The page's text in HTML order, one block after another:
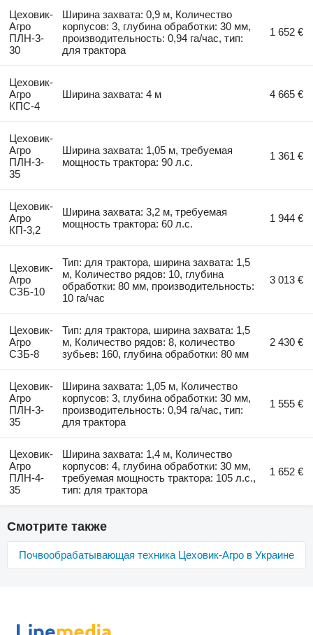
Цеховик-
Агро
ПЛН-3-
30
Ширина захвата: 0,9 м, Количество
корпусов: 3, глубина обработки: 30 мм,
производительность: 0,94 га/час, тип:
для трактора
1 652 €
Цеховик-
Агро
КПС-4
Ширина захвата: 4 м 4 665 €
Цеховик-
Агро
ПЛН-3-
35
Ширина захвата: 1,05 м, требуемая
мощность трактора: 90 л.с.
1 361 €
Цеховик-
Агро
КП-3,2
Ширина захвата: 3,2 м, требуемая
мощность трактора: 60 л.с.
1 944 €
Цеховик-
Агро
СЗБ-10
Тип: для трактора, ширина захвата: 1,5
м, Количество рядов: 10, глубина
обработки: 80 мм, производительность:
10 га/час
3 013 €
Цеховик-
Агро
СЗБ-8
Тип: для трактора, ширина захвата: 1,5
м, Количество рядов: 8, количество
зубьев: 160, глубина обработки: 80 мм
2 430 €
Цеховик-
Агро
ПЛН-3-
35
Ширина захвата: 1,05 м, Количество
корпусов: 3, глубина обработки: 30 мм,
производительность: 0,94 га/час, тип:
для трактора
1 555 €
Цеховик-
Агро
ПЛН-4-
35
Ширина захвата: 1,4 м, Количество
корпусов: 4, глубина обработки: 30 мм,
требуемая мощность трактора: 105 л.с.,
тип: для трактора
1 652 €
Смотрите также
Почвообрабатывающая техника Цеховик-Агро в Украине